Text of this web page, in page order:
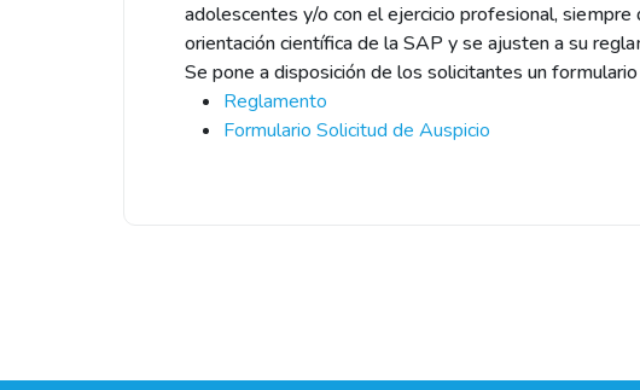
adolescentes y/o con el ejercicio profesional,
orientación científica de la SAP y se ajusten a su
Se pone a disposición de los solicitantes un
Reglamento
Formulario Solicitud de Auspicio